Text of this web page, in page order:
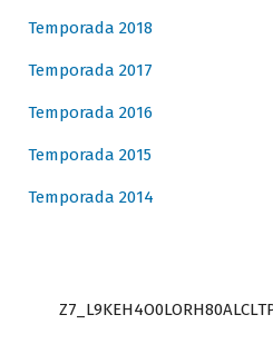
Temporada 2018
Temporada 2017
Temporada 2016
Temporada 2015
Temporada 2014